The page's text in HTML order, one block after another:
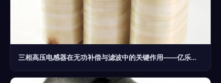
三相高压电感器在无功补偿与滤波中的关键作用——亿乐隆电器的专业解决方案